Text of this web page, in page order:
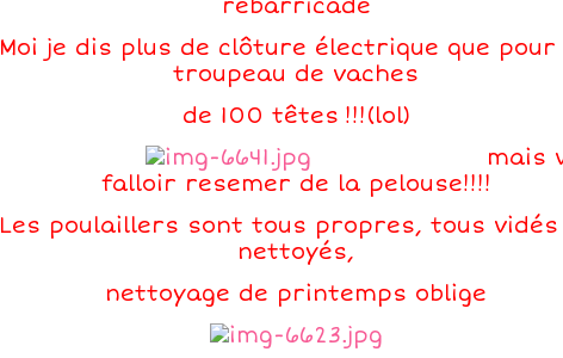
rebarricadé
Moi je dis plus de clôture électrique que pour
troupeau de vaches
de 100 têtes !!!(lol)
mais
falloir resemer de la pelouse!!!!
Les poulaillers sont tous propres, tous
nettoyés,
nettoyage de printemps oblige